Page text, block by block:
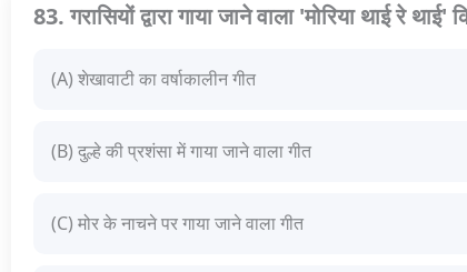
83. गरासियों द्वारा गाया जाने वाला 'मोरिया थाई रे
(A) शेखावाटी का वर्षाकालीन गीत
(B) दुल्हे की प्रशंसा में गाया जाने वाला गीत
(C) मोर के नाचने पर गाया जाने वाला गीत